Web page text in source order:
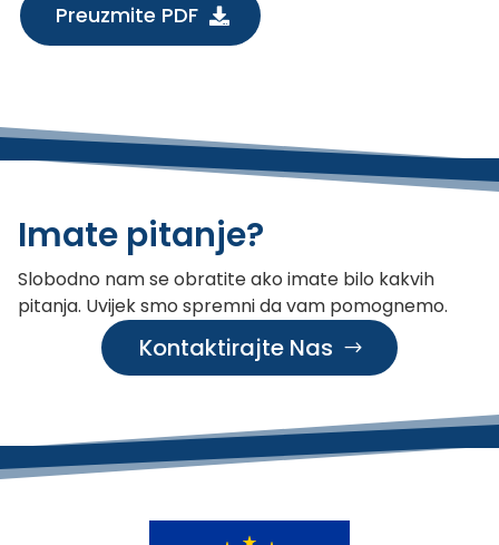
Preuzmite PDF
Imate pitanje?
Slobodno nam se obratite ako imate bilo kakvih
pitanja. Uvijek smo spremni da vam pomognemo.
Kontaktirajte Nas